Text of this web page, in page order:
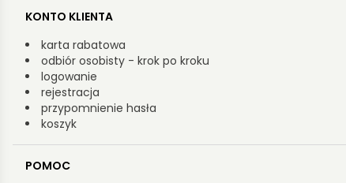
KONTO KLIENTA
karta rabatowa
odbiór osobisty - krok po kroku
logowanie
rejestracja
przypomnienie hasła
koszyk
POMOC